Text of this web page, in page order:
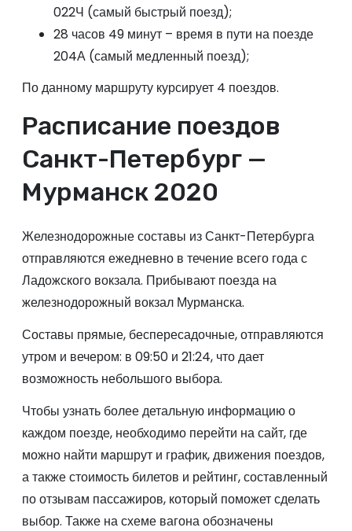
022Ч (самый быстрый поезд);
28 часов 49 минут – время в пути на поезде
204А (самый медленный поезд);
По данному маршруту курсирует 4 поездов.
Расписание поездов
Санкт-Петербург —
Мурманск 2020
Железнодорожные составы из Санкт-Петербурга
отправляются ежедневно в течение всего года с
Ладожского вокзала. Прибывают поезда на
железнодорожный вокзал Мурманска.
Составы прямые, беспересадочные, отправляются
утром и вечером: в 09:50 и 21:24, что дает
возможность небольшого выбора.
Чтобы узнать более детальную информацию о
каждом поезде, необходимо перейти на сайт, где
можно найти маршрут и график, движения поездов,
а также стоимость билетов и рейтинг, составленный
по отзывам пассажиров, который поможет сделать
выбор. Также на схеме вагона обозначены